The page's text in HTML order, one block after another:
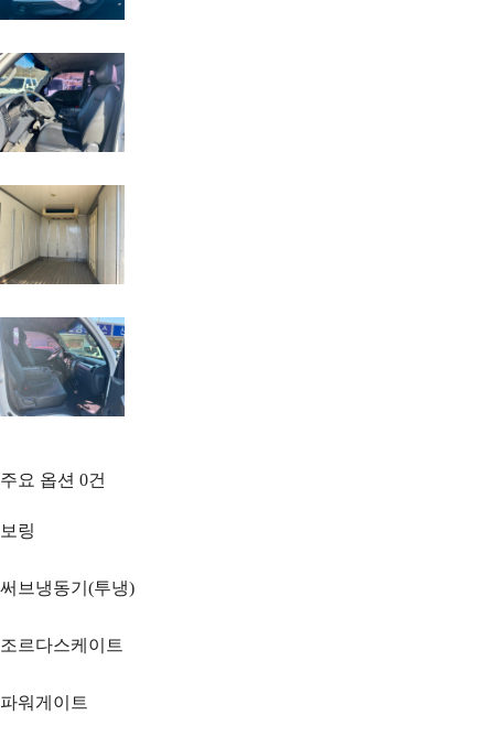
주요 옵션 0건
보링
써브냉동기(투냉)
조르다스케이트
파워게이트